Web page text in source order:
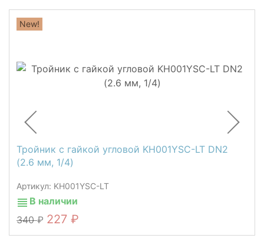
Тройник с гайкой угловой KH001YSC-LT DN2
(2.6 мм, 1/4)
Артикул: KH001YSC-LT
В наличии
340
227
New!